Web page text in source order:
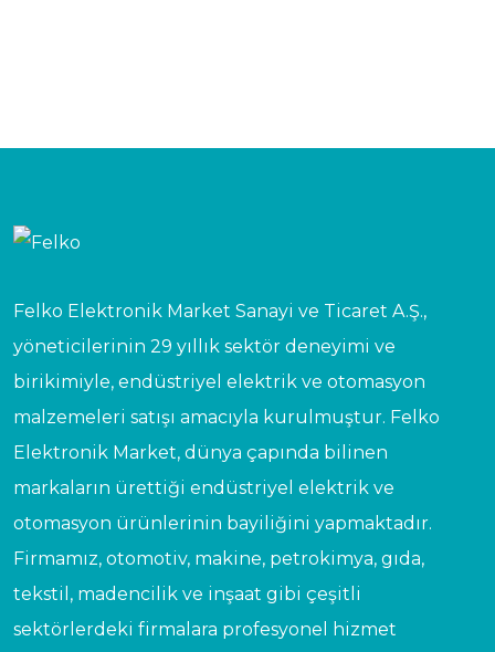
Felko Elektronik Market Sanayi ve Ticaret A.Ş.,
yöneticilerinin 29 yıllık sektör deneyimi ve
birikimiyle, endüstriyel elektrik ve otomasyon
malzemeleri satışı amacıyla kurulmuştur. Felko
Elektronik Market, dünya çapında bilinen
markaların ürettiği endüstriyel elektrik ve
otomasyon ürünlerinin bayiliğini yapmaktadır.
Firmamız, otomotiv, makine, petrokimya, gıda,
tekstil, madencilik ve inşaat gibi çeşitli
sektörlerdeki firmalara profesyonel hizmet